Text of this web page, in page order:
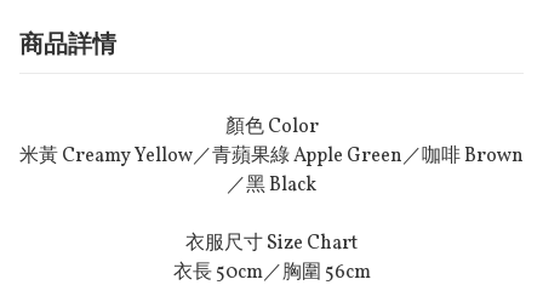
商品詳情
顏色 Color
米黃 Creamy Yellow／青蘋果綠 Apple Green／咖啡 Brown
／黑 Black
衣服尺寸 Size Chart
衣長 50cm／胸圍 56cm